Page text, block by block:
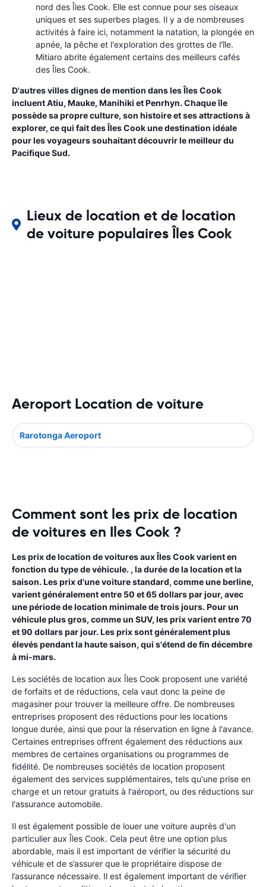
nord des Îles Cook. Elle est connue pour ses oiseaux
uniques et ses superbes plages. Il y a de nombreuses
activités à faire ici, notamment la natation, la plongée en
apnée, la pêche et l'exploration des grottes de l'île.
Mitiaro abrite également certains des meilleurs cafés
des Îles Cook.
D'autres villes dignes de mention dans les Îles Cook
incluent Atiu, Mauke, Manihiki et Penrhyn. Chaque île
possède sa propre culture, son histoire et ses attractions à
explorer, ce qui fait des Îles Cook une destination idéale
pour les voyageurs souhaitant découvrir le meilleur du
Pacifique Sud.
Lieux de location et de location
de voiture populaires Îles Cook
Aeroport Location de voiture
Rarotonga Aeroport
Comment sont les prix de location
de voitures en Iles Cook ?
Les prix de location de voitures aux Îles Cook varient en
fonction du type de véhicule. , la durée de la location et la
saison. Les prix d'une voiture standard, comme une berline,
varient généralement entre 50 et 65 dollars par jour, avec
une période de location minimale de trois jours. Pour un
véhicule plus gros, comme un SUV, les prix varient entre 70
et 90 dollars par jour. Les prix sont généralement plus
élevés pendant la haute saison, qui s'étend de fin décembre
à mi-mars.
Les sociétés de location aux Îles Cook proposent une variété
de forfaits et de réductions, cela vaut donc la peine de
magasiner pour trouver la meilleure offre. De nombreuses
entreprises proposent des réductions pour les locations
longue durée, ainsi que pour la réservation en ligne à l'avance.
Certaines entreprises offrent également des réductions aux
membres de certaines organisations ou programmes de
fidélité. De nombreuses sociétés de location proposent
également des services supplémentaires, tels qu'une prise en
charge et un retour gratuits à l'aéroport, ou des réductions sur
l'assurance automobile.
Il est également possible de louer une voiture auprès d'un
particulier aux Îles Cook. Cela peut être une option plus
abordable, mais il est important de vérifier la sécurité du
véhicule et de s’assurer que le propriétaire dispose de
l’assurance nécessaire. Il est également important de vérifier